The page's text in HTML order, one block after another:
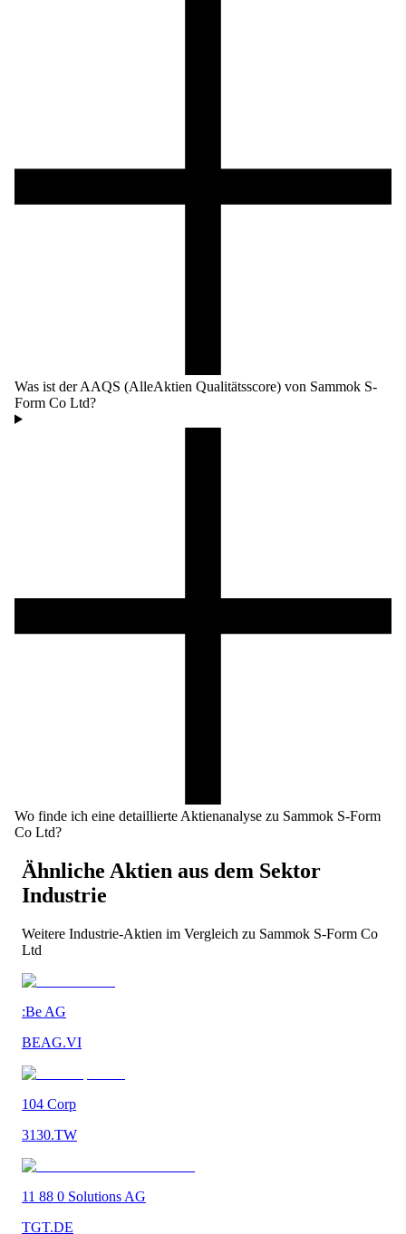
Was ist der AAQS (AlleAktien Qualitätsscore) von Sammok S-
Form Co Ltd?
Wo finde ich eine detaillierte Aktienanalyse zu Sammok S-Form
Co Ltd?
Ähnliche Aktien aus dem Sektor
Industrie
Weitere Industrie-Aktien im Vergleich zu Sammok S-Form Co
Ltd
:Be AG
BEAG.VI
104 Corp
3130.TW
11 88 0 Solutions AG
TGT.DE